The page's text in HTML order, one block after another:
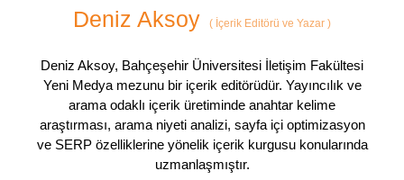
Deniz Aksoy ( İçerik Editörü ve Yazar )
Deniz Aksoy, Bahçeşehir Üniversitesi İletişim Fakültesi
Yeni Medya mezunu bir içerik editörüdür. Yayıncılık ve
arama odaklı içerik üretiminde anahtar kelime
araştırması, arama niyeti analizi, sayfa içi optimizasyon
ve SERP özelliklerine yönelik içerik kurgusu konularında
uzmanlaşmıştır.